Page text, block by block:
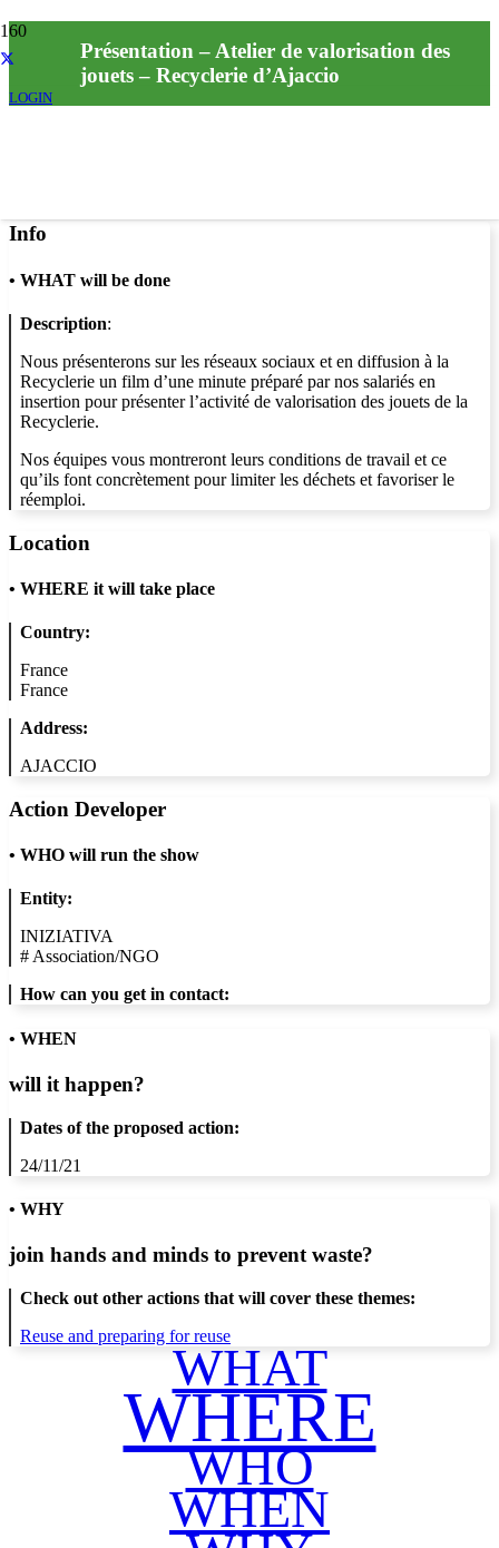
LOGIN
Présentation – Atelier de valorisation des
jouets – Recyclerie d’Ajaccio
Info
• WHAT will be done
Description:
Nous présenterons sur les réseaux sociaux et en diffusion à la
Recyclerie un film d’une minute préparé par nos salariés en
insertion pour présenter l’activité de valorisation des jouets de la
Recyclerie.
Nos équipes vous montreront leurs conditions de travail et ce
qu’ils font concrètement pour limiter les déchets et favoriser le
réemploi.
Location
• WHERE it will take place
Country:
France
France
Address:
AJACCIO
Action Developer
• WHO will run the show
Entity:
INIZIATIVA
# Association/NGO
How can you get in contact:
• WHEN
will it happen?
Dates of the proposed action:
24/11/21
• WHY
join hands and minds to prevent waste?
Check out other actions that will cover these themes:
Reuse and preparing for reuse
WHAT
WHERE
WHO
WHEN